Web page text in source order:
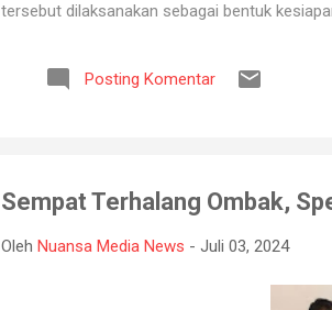
tersebut dilaksanakan sebagai bentuk
BPBD, Manggala Agni, Dinas Pemadam
Melalui kegiatan ini, seluruh peserta
Posting Komentar
Sempat Terhalang Ombak,
Oleh Nuansa Media News - Juli 03, 2024